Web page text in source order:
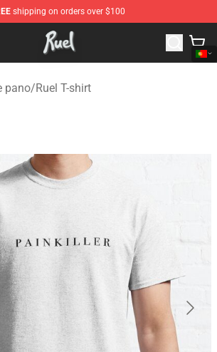
shipping on orders over $100
Ruel Merchandise Shop
pano/Ruel T-shirt